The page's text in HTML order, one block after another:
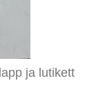
ja lutikett